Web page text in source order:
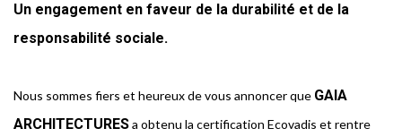
Un engagement en faveur de la durabilité et de la
responsabilité sociale.
Nous sommes fiers et heureux de vous annoncer que GAIA
ARCHITECTURESa obtenu la certification Ecovadis et rentre